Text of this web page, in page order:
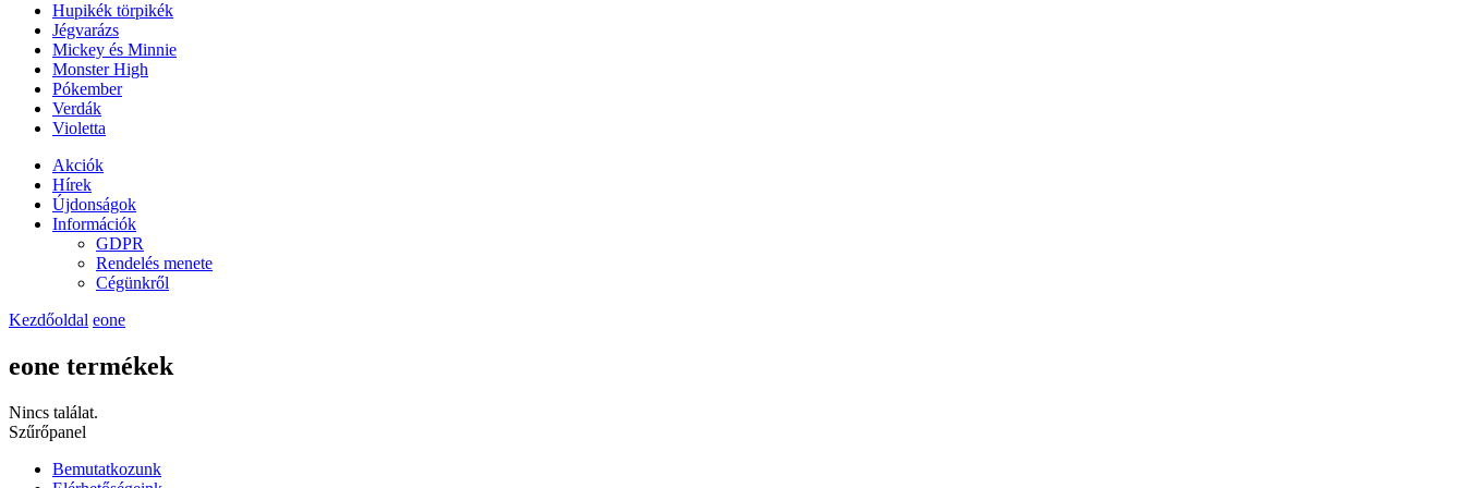
Hupikék törpikék
Jégvarázs
Mickey és Minnie
Monster High
Pókember
Verdák
Violetta
Akciók
Hírek
Újdonságok
Információk
GDPR
Rendelés menete
Cégünkről
Kezdőoldal eone
eone termékek
Nincs találat.
Szűrőpanel
Bemutatkozunk